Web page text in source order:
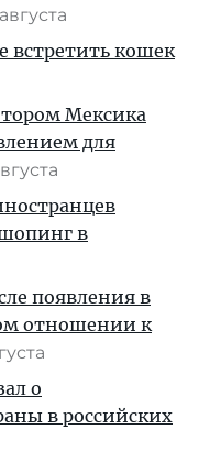
встретить кошек
Мексика
для
в
появления в
отношении к
о
в российских